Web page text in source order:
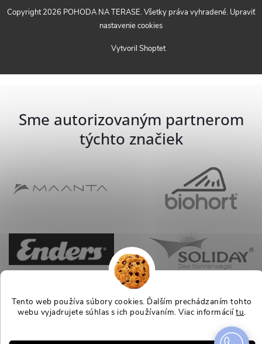
Tento web používa súbory cookies. Ďalším prechádzaním tohto
webu vyjadrujete súhlas s ich používaním. Viac informáciítu.
Vytvoril Shoptet
Copyright 2026 POHODA NA TERASE. Všetky práva vyhradené. Upraviť
nastavenie cookies
Sme autorizovaným partnerom
týchto značiek